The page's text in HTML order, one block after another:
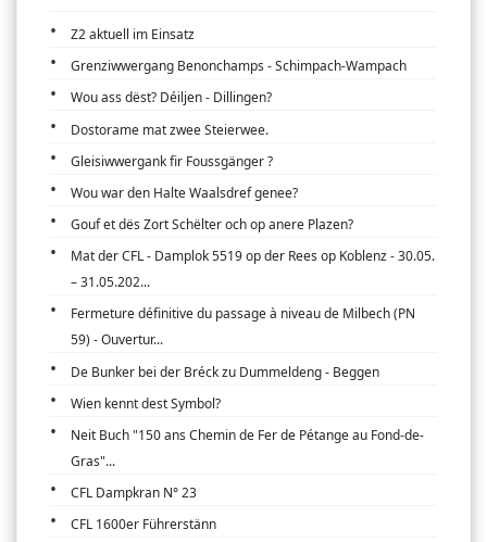
Z2 aktuell im Einsatz
Grenziwwergang Benonchamps - Schimpach-Wampach
Wou ass dëst? Déiljen - Dillingen?
Dostorame mat zwee Steierwee.
Gleisiwwergank fir Foussgänger ?
Wou war den Halte Waalsdref genee?
Gouf et dës Zort Schëlter och op anere Plazen?
Mat der CFL - Damplok 5519 op der Rees op Koblenz - 30.05.
– 31.05.202...
Fermeture définitive du passage à niveau de Milbech (PN
59) - Ouvertur...
De Bunker bei der Bréck zu Dummeldeng - Beggen
Wien kennt dest Symbol?
Neit Buch "150 ans Chemin de Fer de Pétange au Fond-de-
Gras"...
CFL Dampkran N° 23
CFL 1600er Führerstänn